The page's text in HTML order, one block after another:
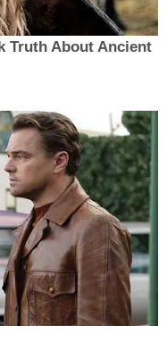
Truth About Ancient